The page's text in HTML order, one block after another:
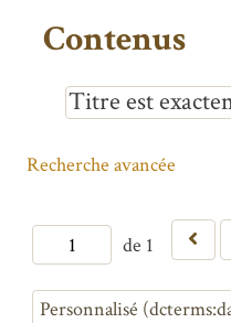
Contenus
Titre est
de 1
Recherche avancée